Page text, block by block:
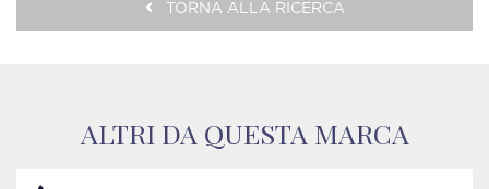
TORNA ALLA RICERCA
ALTRI DA QUESTA MARCA